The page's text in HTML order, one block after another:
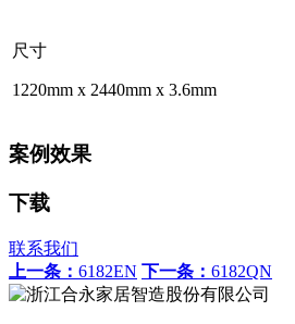
尺寸
1220mm x 2440mm x 3.6mm
案例效果
下载
联系我们
上一条： 6182EN 下一条： 6182QN